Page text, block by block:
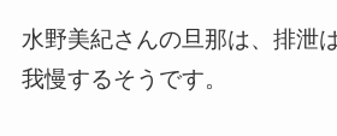
水野美紀さんの旦那は、排泄
我慢するそうです。